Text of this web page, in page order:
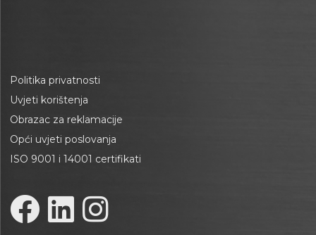
Politika privatnosti
Uvjeti korištenja
Obrazac za reklamacije
Opći uvjeti poslovanja
ISO 9001 i 14001 certifikati